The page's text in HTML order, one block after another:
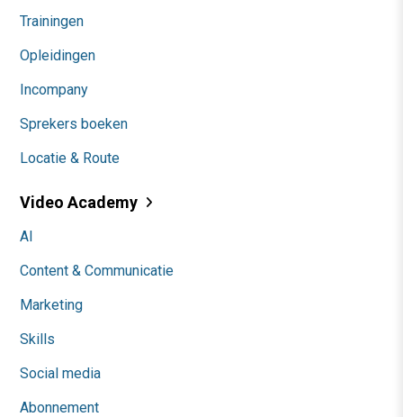
Trainingen
Opleidingen
Incompany
Sprekers boeken
Locatie & Route
Video Academy
AI
Content & Communicatie
Marketing
Skills
Social media
Abonnement